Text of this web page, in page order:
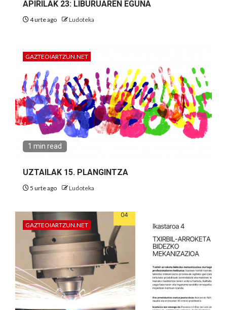
APIRILAK 23: LIBURUAREN EGUNA
4 urte ago Ludoteka
GAZTEOIARTZUN.NET
1 min read
UZTAILAK 15. PLANGINTZA
5 urte ago Ludoteka
GAZTEOIARTZUN.NET